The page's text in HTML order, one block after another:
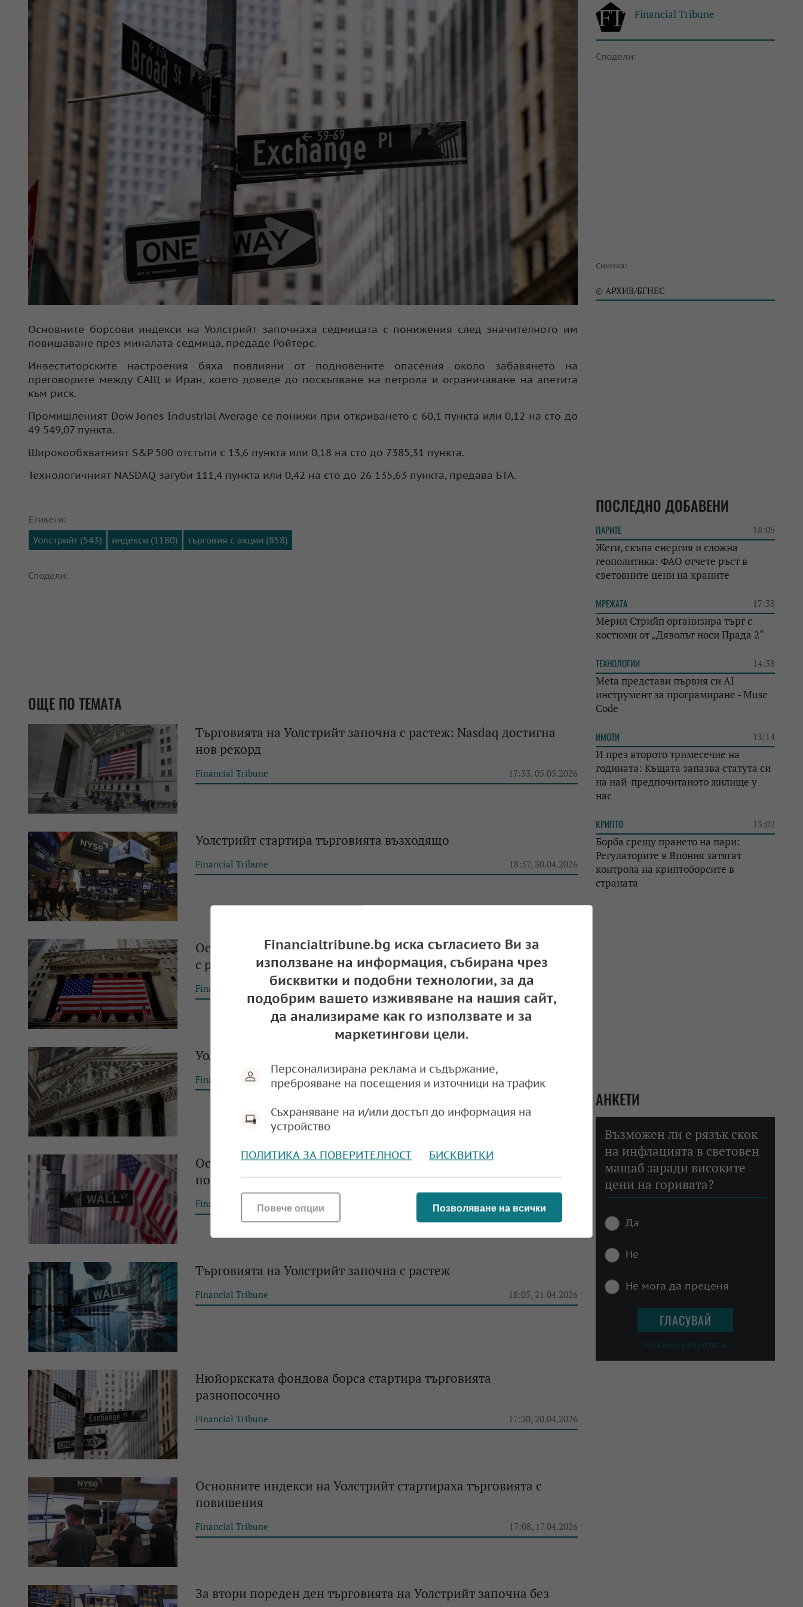
Financial Tribune
Сподели:
Снимка:
© АРХИВ/БГНЕС
Основните борсови индекси на Уолстрийт започнаха седмицата с понижения след значителното им
повишаване през миналата седмица, предаде Ройтерс.
Инвеститорските настроения бяха повлияни от подновените опасения около забавянето на
преговорите между САЩ и Иран, което доведе до поскъпване на петрола и ограничаване на апетита
към риск.
Промишленият Dow Jones Industrial Average се понижи при откриването с 60,1 пункта или 0,12 на сто до
49 549,07 пункта.
Широкообхватният S&P 500 отстъпи с 13,6 пункта или 0,18 на сто до 7385,31 пункта.
Технологичният NASDAQ загуби 111,4 пункта или 0,42 на сто до 26 135,63 пункта, предава БТА.
Етикети:
Уолстрийт (543)
индекси (1180) търговия с акции (858)
Сподели:
ОЩЕ ПО ТЕМАТА
Търговията на Уолстрийт започна с растеж: Nasdaq достигна
нов рекорд
Financial Tribune 17:33, 05.05.2026
Уолстрийт стартира търговията възходящо
Financial Tribune 18:57, 30.04.2026
Основните индекси на Уолстрийт откриха търговията предимно
с ръст
Financial Tribune 20:30, 29.04.2026
Уолстрийт стартира с понижения
Financial Tribune 17:45, 23.04.2026
Основните индекси на Уолстрийт откриха днешната сесия с
повишения
Financial Tribune 18:53, 22.04.2026
Търговията на Уолстрийт започна с растеж
Financial Tribune 18:05, 21.04.2026
Нюйоркската фондова борса стартира търговията
разнопосочно
Financial Tribune 17:30, 20.04.2026
Основните индекси на Уолстрийт стартираха търговията с
повишения
Financial Tribune 17:08, 17.04.2026
За втори пореден ден търговията на Уолстрийт започна без
ПОСЛЕДНО ДОБАВЕНИ
ПАРИТЕ 18:05
Жеги, скъпа енергия и сложна
геополитика: ФАО отчете ръст в
световните цени на храните
МРЕЖАТА 17:38
Мерил Стрийп организира търг с
костюми от „Дяволът носи Прада 2“
ТЕХНОЛОГИИ 14:38
Meta представи първия си AI
инструмент за програмиране - Muse
Code
ИМОТИ 13:14
И през второто тримесечие на
годината: Къщата запазва статута си
на най-предпочитаното жилище у
нас
КРИПТО 13:02
Борба срещу прането на пари:
Регулаторите в Япония затягат
контрола на криптоборсите в
страната
АНКЕТИ
Възможен ли е рязък скок
на инфлацията в световен
мащаб заради високите
цени на горивата?
Да
Не
Не мога да преценя
Покажи резултати
Financialtribune.bg иска съгласието Ви за
използване на информация, събирана чрез
бисквитки и подобни технологии, за да
подобрим вашето изживяване на нашия сайт,
да анализираме как го използвате и за
маркетингови цели.
Персонализирана реклама и съдържание,
преброяване на посещения и източници на трафик
Съхраняване на и/или достъп до информация на
устройство
ПОЛИТИКА ЗА ПОВЕРИТЕЛНОСТ БИСКВИТКИ
Позволяване на всички
Повече опции